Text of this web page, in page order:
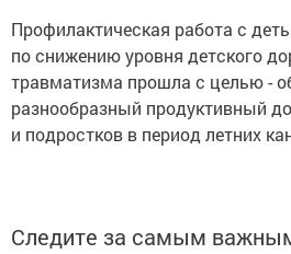
Профилактическая работа с
по снижению уровня детского
травматизма прошла с целью -
разнообразный продуктивный
и подростков в период летних
Следите за самым